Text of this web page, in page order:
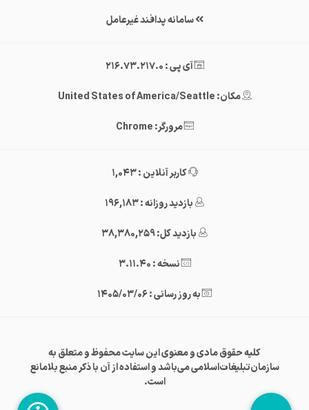
سامانه پدافند غیرعامل
آی پی : 216.73.217.0
مکان: United States of America/Seattle
مرورگر: Chrome
کاربر آنلاین : 1,043
بازدید روزانه : 196,183
بازدید کل: 38,380,259
نسخه : 3.11.40
به روز رسانی : 1405/03/06
کلیه حقوق مادی و معنوی این سایت محفوظ و متعلق به
سازمان‌تبلیغات‌اسلامی می‌باشد و استفاده از آن با ذکر منبع بلامانع
است.